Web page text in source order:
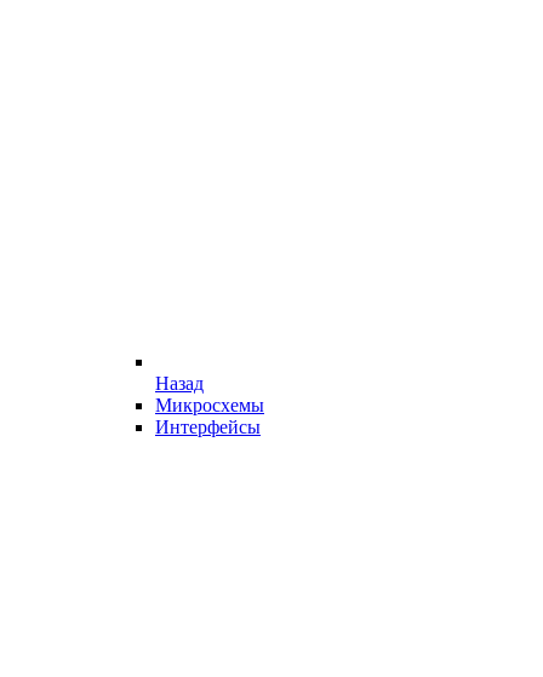
Назад
Микросхемы
Интерфейсы